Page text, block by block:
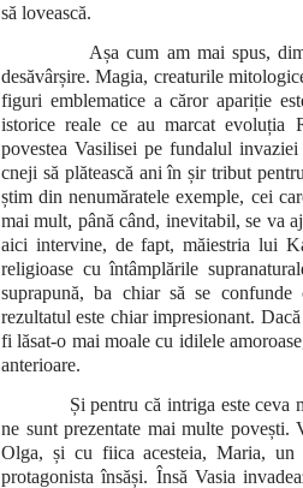
să lovească.
Așa cum am mai spus,
desăvârșire. Magia, creaturile
figuri emblematice a căror apariție
istorice reale ce au marcat evoluția
povestea Vasilisei pe fundalul
cneji să plătească ani în șir tribut
știm din nenumăratele exemple, cei
mai mult, până când, inevitabil, se va
aici intervine, de fapt, măiestria lui
religioase cu întâmplările
suprapună, ba chiar să se
rezultatul este chiar impresionant.
fi lăsat-o mai moale cu idilele
anterioare.
Și pentru că intriga este ceva
ne sunt prezentate mai multe povești.
Olga, și cu fiica acesteia, Maria, un
protagonista însăși. Însă Vasia